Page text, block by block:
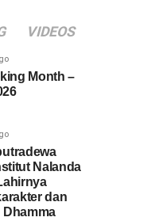
VIDEOS
Month –
Nalanda
dan
Dhamma